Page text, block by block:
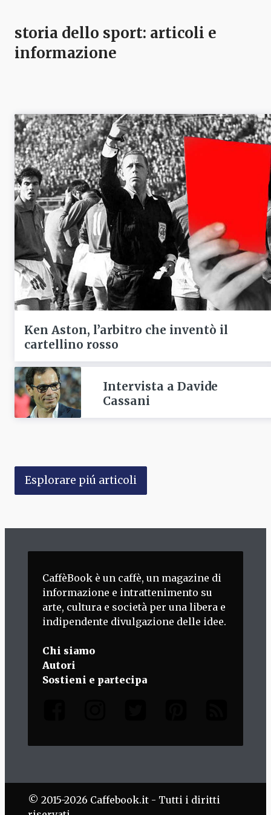
storia dello sport: articoli e
informazione
Ken Aston, l’arbitro che inventò il
cartellino rosso
Intervista a Davide
Cassani
Esplorare piú articoli
CaffèBook è un caffè, un magazine di
informazione e intrattenimento su
arte, cultura e società per una libera e
indipendente divulgazione delle idee.
Chi siamo
Autori
Sostieni e partecipa
© 2015-2026 Caffebook.it - Tutti i diritti